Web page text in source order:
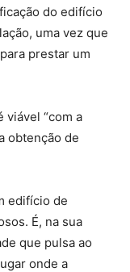
do edifício
uma vez que
prestar um
viável “com a
obtenção de
edifício de
É, na sua
que pulsa ao
onde a